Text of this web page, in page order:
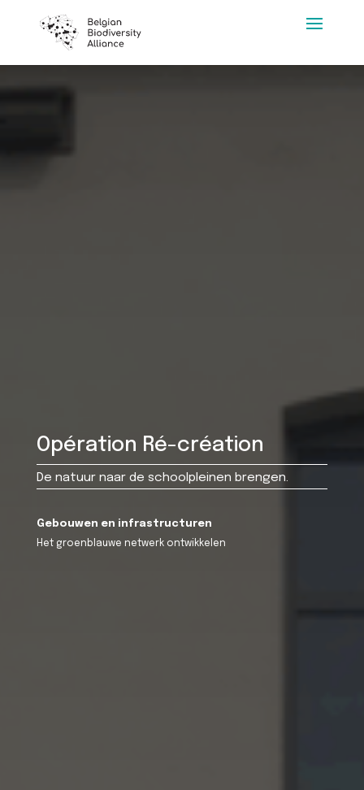
Opération Ré-création
De natuur naar de schoolpleinen brengen.
Gebouwen en infrastructuren
Het groenblauwe netwerk ontwikkelen